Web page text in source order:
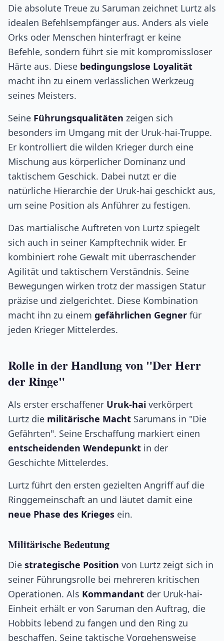
Die absolute Treue zu Saruman zeichnet Lurtz als
idealen Befehlsempfänger aus. Anders als viele
Orks oder Menschen hinterfragt er keine
Befehle, sondern führt sie mit kompromissloser
Härte aus. Diese bedingungslose Loyalität
macht ihn zu einem verlässlichen Werkzeug
seines Meisters.
Seine Führungsqualitäten zeigen sich
besonders im Umgang mit der Uruk-hai-Truppe.
Er kontrolliert die wilden Krieger durch eine
Mischung aus körperlicher Dominanz und
taktischem Geschick. Dabei nutzt er die
natürliche Hierarchie der Uruk-hai geschickt aus,
um seine Position als Anführer zu festigen.
Das martialische Auftreten von Lurtz spiegelt
sich auch in seiner Kampftechnik wider. Er
kombiniert rohe Gewalt mit überraschender
Agilität und taktischem Verständnis. Seine
Bewegungen wirken trotz der massigen Statur
präzise und zielgerichtet. Diese Kombination
macht ihn zu einem gefährlichen Gegner für
jeden Krieger Mittelerdes.
Rolle in der Handlung von "Der Herr
der Ringe"
Als erster erschaffener Uruk-hai verkörpert
Lurtz die militärische Macht Sarumans in "Die
Gefährten". Seine Erschaffung markiert einen
entscheidenden Wendepunkt in der
Geschichte Mittelerdes.
Lurtz führt den ersten gezielten Angriff auf die
Ringgemeinschaft an und läutet damit eine
neue Phase des Krieges ein.
Militärische Bedeutung
Die strategische Position von Lurtz zeigt sich in
seiner Führungsrolle bei mehreren kritischen
Operationen. Als Kommandant der Uruk-hai-
Einheit erhält er von Saruman den Auftrag, die
Hobbits lebend zu fangen und den Ring zu
beschaffen. Seine taktische Vorgehensweise